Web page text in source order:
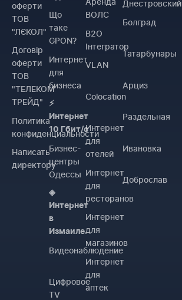
оферти
ТОВ
"ЛЄКОЛ"
Договiр
оферти
ТОВ
"ТЕЛЕКОМ
ТРЕЙД"
Политика
конфиденциальности
Написать
директору
Що
таке
GPON?
Интернет
для
бизнеса
⚡
Интернет
10 Гбит/с
Бизнес-
центры
Одессы
◈
Интернет
в
Измаиле
Видеонаблюдение
Цифровое
TV
ВОЛС
B2O
Інтегратор
VLAN
Colocation
Интернет
для
отелей
Интернет
для
ресторанов
Интернет
для
магазинов
Интернет
для
аптек
Днестровский
Болград
Татарбунары
Арциз
Раздельная
Ивановка
Доброслав